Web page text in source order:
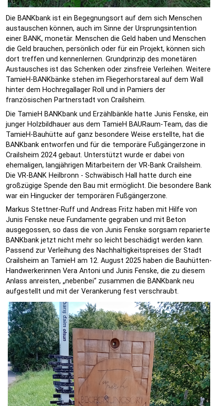
Die BANKbank ist ein Begegnungsort auf dem sich Menschen
austauschen können, auch im Sinne der Ursprungsintention
einer BANK, monetär. Menschen die Geld haben und Menschen
die Geld brauchen, persönlich oder für ein Projekt, können sich
dort treffen und kennenlernen. Grundprinzip des monetären
Austausches ist das Schenken oder zinsfreie Verleihen. Weitere
TamieH-BANKbänke stehen im Fliegerhorstareal auf dem Wall
hinter dem Hochregallager Roll und in Pamiers der
französischen Partnerstadt von Crailsheim.
Die TamieH BANKbank und Erzählbänkle hatte Junis Fenske, ein
junger Holzbildhauer aus dem TamieH BAURaum-Team, das die
TamieH-Bauhütte auf ganz besondere Weise erstellte, hat die
BANKbank entworfen und für die temporäre Fußgängerzone in
Crailsheim 2024 gebaut. Unterstützt wurde er dabei von
ehemaligen, langjährigen Mitarbeitern der VR-Bank Crailsheim.
Die VR-BANK Heilbronn - Schwäbisch Hall hatte durch eine
großzügige Spende den Bau mit ermöglicht. Die besondere Bank
war ein Hingucker der temporären Fußgängerzone.
Markus Stettner-Ruff und Andreas Fritz haben mit Hilfe von
Junis Fenske neue Fundamente gegraben und mit Beton
ausgegossen, so dass die von Junis Fenske sorgsam reparierte
BANKbank jetzt nicht mehr so leicht beschädigt werden kann.
Passend zur Verleihung des Nachhaltigkeitspreises der Stadt
Crailsheim an TamieH am 12. August 2025 haben die Bauhütten-
Handwerkerinnen Vera Antoni und Junis Fenske, die zu diesem
Anlass anreisten, „nebenbei“ zusammen die BANKbank neu
aufgestellt und mit der Verankerung fest verschraubt.